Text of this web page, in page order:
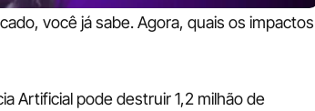
você já sabe. Agora, quais os impactos
Artificial pode destruir 1,2 milhão de